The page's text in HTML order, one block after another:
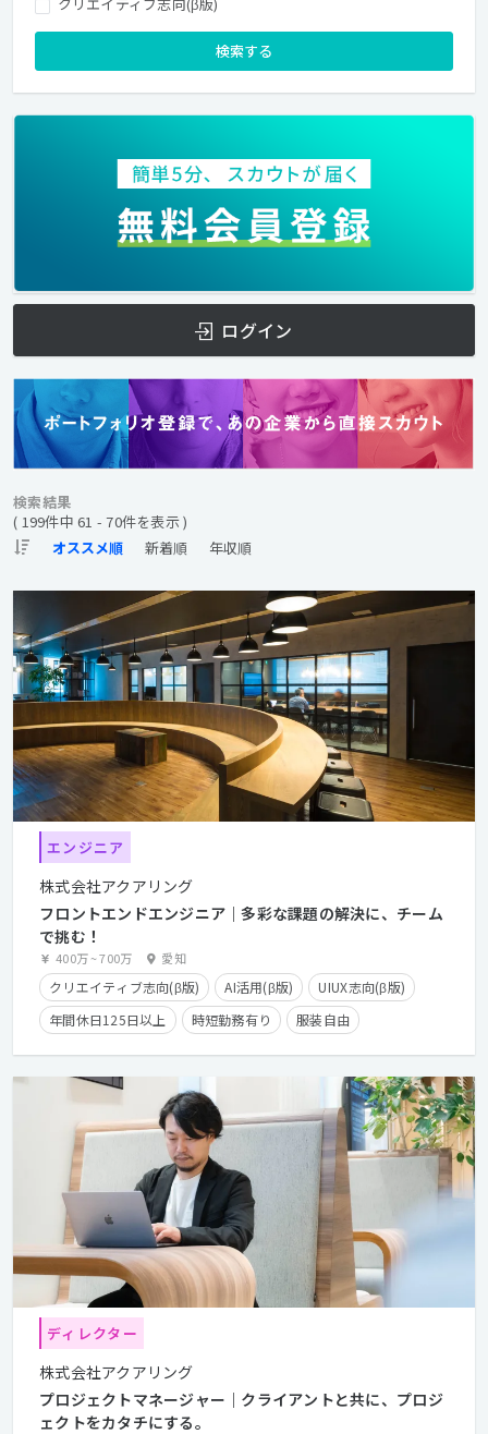
クリエイティブ志向(β版)
検索する
ログイン
検索結果
( 199件中 61 - 70件を表示 )
エンジニア
株式会社アクアリング
フロントエンドエンジニア｜多彩な課題の解決に、チーム
で挑む！
400万~700万 愛知
クリエイティブ志向(β版) AI活用(β版)
UIUX志向(β版)
年間休日125日以上
時短勤務有り
服装自由
カジュアル面談歓迎
クライアントとの直接取引多数
産休・育休実績有り
在宅勤務可
経験者優遇
ディレクター
株式会社アクアリング
プロジェクトマネージャー｜クライアントと共に、プロジ
ェクトをカタチにする。